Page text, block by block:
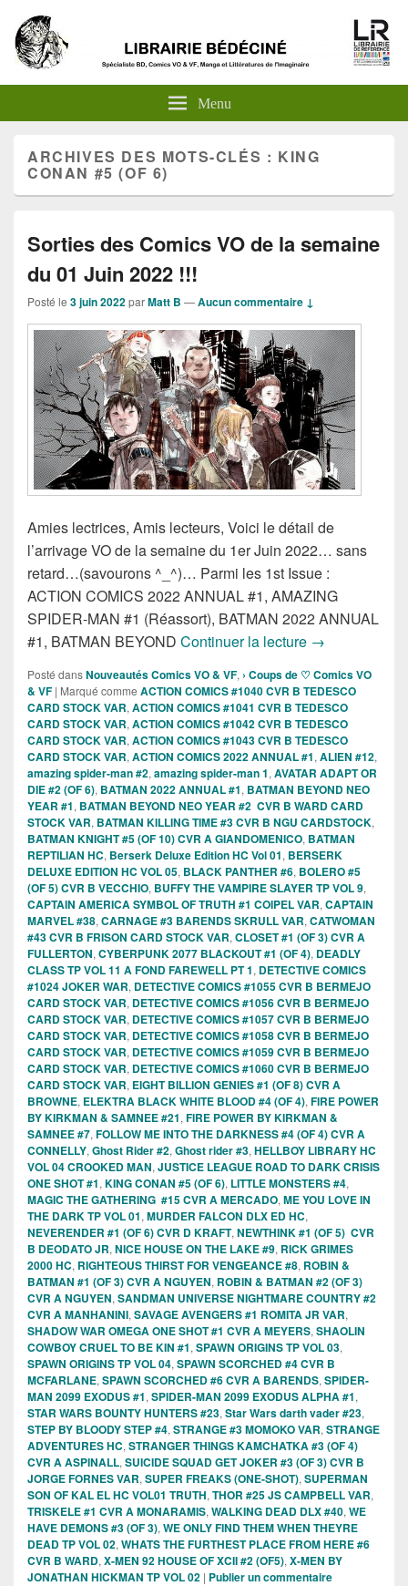
Menu
ARCHIVES DES MOTS-CLÉS : KING
CONAN #5 (OF 6)
Sorties des Comics VO de la semaine
du 01 Juin 2022 !!!
Posté le 3 juin 2022parMatt B —Aucun commentaire ↓
Amies lectrices, Amis lecteurs, Voici le détail de
l’arrivage VO de la semaine du 1er Juin 2022… sans
retard…(savourons ^_^)… Parmi les 1st Issue :
ACTION COMICS 2022 ANNUAL #1, AMAZING
SPIDER-MAN #1 (Réassort), BATMAN 2022 ANNUAL
#1, BATMAN BEYOND Continuer la lecture Sorties des
→
Posté dansNouveautés Comics VO & VF, › Coups de ♡ Comics VO
& VF | Marqué comme ACTION COMICS #1040 CVR B TEDESCO
CARD STOCK VAR, ACTION COMICS #1041 CVR B TEDESCO
CARD STOCK VAR, ACTION COMICS #1042 CVR B TEDESCO
CARD STOCK VAR, ACTION COMICS #1043 CVR B TEDESCO
CARD STOCK VAR, ACTION COMICS 2022 ANNUAL #1, ALIEN #12,
amazing spider-man #2, amazing spider-man 1, AVATAR ADAPT OR
DIE #2 (OF 6), BATMAN 2022 ANNUAL #1, BATMAN BEYOND NEO
YEAR #1, BATMAN BEYOND NEO YEAR #2 CVR B WARD CARD
STOCK VAR, BATMAN KILLING TIME #3 CVR B NGU CARDSTOCK,
BATMAN KNIGHT #5 (OF 10) CVR A GIANDOMENICO, BATMAN
REPTILIAN HC, Berserk Deluxe Edition HC Vol 01, BERSERK
DELUXE EDITION HC VOL 05, BLACK PANTHER #6, BOLERO #5
(OF 5) CVR B VECCHIO, BUFFY THE VAMPIRE SLAYER TP VOL 9,
CAPTAIN AMERICA SYMBOL OF TRUTH #1 COIPEL VAR, CAPTAIN
MARVEL #38, CARNAGE #3 BARENDS SKRULL VAR, CATWOMAN
#43 CVR B FRISON CARD STOCK VAR, CLOSET #1 (OF 3) CVR A
FULLERTON, CYBERPUNK 2077 BLACKOUT #1 (OF 4), DEADLY
CLASS TP VOL 11 A FOND FAREWELL PT 1, DETECTIVE COMICS
#1024 JOKER WAR, DETECTIVE COMICS #1055 CVR B BERMEJO
CARD STOCK VAR, DETECTIVE COMICS #1056 CVR B BERMEJO
CARD STOCK VAR, DETECTIVE COMICS #1057 CVR B BERMEJO
CARD STOCK VAR, DETECTIVE COMICS #1058 CVR B BERMEJO
CARD STOCK VAR, DETECTIVE COMICS #1059 CVR B BERMEJO
CARD STOCK VAR, DETECTIVE COMICS #1060 CVR B BERMEJO
CARD STOCK VAR, EIGHT BILLION GENIES #1 (OF 8) CVR A
BROWNE, ELEKTRA BLACK WHITE BLOOD #4 (OF 4), FIRE POWER
BY KIRKMAN & SAMNEE #21, FIRE POWER BY KIRKMAN &
SAMNEE #7, FOLLOW ME INTO THE DARKNESS #4 (OF 4) CVR A
CONNELLY, Ghost Rider #2, Ghost rider #3, HELLBOY LIBRARY HC
VOL 04 CROOKED MAN, JUSTICE LEAGUE ROAD TO DARK CRISIS
ONE SHOT #1, KING CONAN #5 (OF 6), LITTLE MONSTERS #4,
MAGIC THE GATHERING #15 CVR A MERCADO, ME YOU LOVE IN
THE DARK TP VOL 01, MURDER FALCON DLX ED HC,
NEVERENDER #1 (OF 6) CVR D KRAFT, NEWTHINK #1 (OF 5) CVR
B DEODATO JR, NICE HOUSE ON THE LAKE #9, RICK GRIMES
2000 HC, RIGHTEOUS THIRST FOR VENGEANCE #8, ROBIN &
BATMAN #1 (OF 3) CVR A NGUYEN, ROBIN & BATMAN #2 (OF 3)
CVR A NGUYEN, SANDMAN UNIVERSE NIGHTMARE COUNTRY #2
CVR A MANHANINI, SAVAGE AVENGERS #1 ROMITA JR VAR,
SHADOW WAR OMEGA ONE SHOT #1 CVR A MEYERS, SHAOLIN
COWBOY CRUEL TO BE KIN #1, SPAWN ORIGINS TP VOL 03,
SPAWN ORIGINS TP VOL 04, SPAWN SCORCHED #4 CVR B
MCFARLANE, SPAWN SCORCHED #6 CVR A BARENDS, SPIDER-
MAN 2099 EXODUS #1, SPIDER-MAN 2099 EXODUS ALPHA #1,
STAR WARS BOUNTY HUNTERS #23, Star Wars darth vader #23,
STEP BY BLOODY STEP #4, STRANGE #3 MOMOKO VAR, STRANGE
ADVENTURES HC, STRANGER THINGS KAMCHATKA #3 (OF 4)
CVR A ASPINALL, SUICIDE SQUAD GET JOKER #3 (OF 3) CVR B
JORGE FORNES VAR, SUPER FREAKS (ONE-SHOT), SUPERMAN
SON OF KAL EL HC VOL01 TRUTH, THOR #25 JS CAMPBELL VAR,
TRISKELE #1 CVR A MONARAMIS, WALKING DEAD DLX #40, WE
HAVE DEMONS #3 (OF 3), WE ONLY FIND THEM WHEN THEYRE
DEAD TP VOL 02, WHATS THE FURTHEST PLACE FROM HERE #6
CVR B WARD, X-MEN 92 HOUSE OF XCII #2 (OF5), X-MEN BY
JONATHAN HICKMAN TP VOL 02 | Publier un commentaire